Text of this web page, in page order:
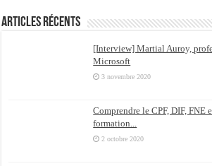
Articles récents
[Interview] Martial Auroy,
Microsoft
3 novembre 2020
Comprendre le CPF, DIF, FNE
formation...
2 octobre 2020